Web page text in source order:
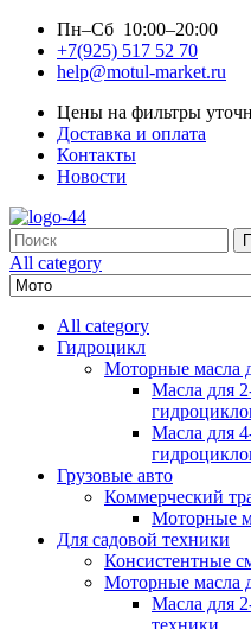
Пн–Сб 10:00–20:00
+7(925) 517 52 70
help@motul-market.ru
Цены на фильтры
Доставка и оплата
Контакты
Новости
Search
for:
All category
All category
Гидроцикл
Моторные масла
Масла для
Масла для
Грузовые авто
Коммерческий
Моторные
Для садовой техники
Консистентные
Моторные масла
Масла для
техники